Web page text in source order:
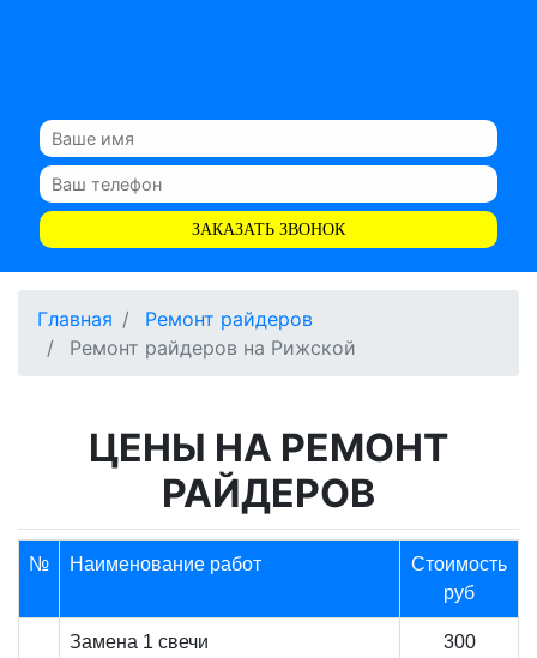
ЗАКАЗАТЬ ЗВОНОК
Главная
Ремонт райдеров
Ремонт райдеров на Рижской
ЦЕНЫ НА РЕМОНТ
РАЙДЕРОВ
№ Наименование работ
Стоимость
руб
Замена 1 свечи 300